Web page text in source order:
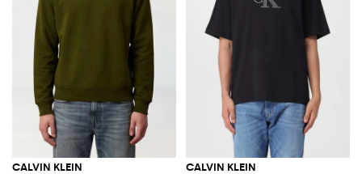
CALVIN KLEIN CALVIN KLEIN